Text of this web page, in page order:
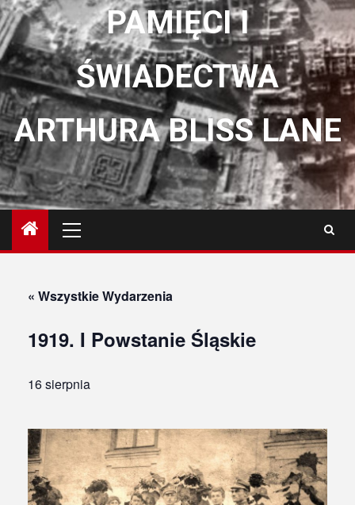
PAMIĘCI I
ŚWIADECTWA
ARTHURA BLISS LANE
główne
« Wszystkie Wydarzenia
1919. I Powstanie Śląskie
16 sierpnia